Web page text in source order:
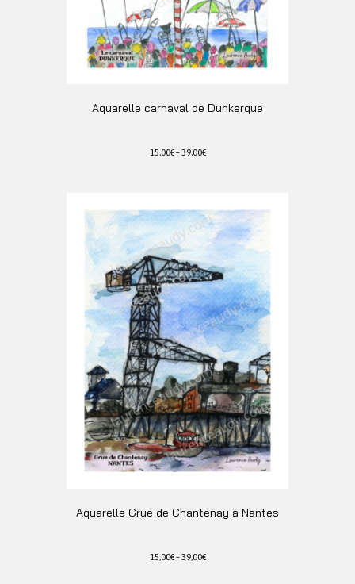
Aquarelle carnaval de Dunkerque
15,00€–39,00€
plusieurs
variations.
Les
options
peuvent
être
choisies
sur
la
page
du
produit
Aquarelle Grue de Chantenay à Nantes
15,00€–39,00€